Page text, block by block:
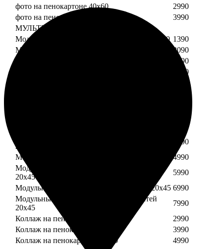
фото на пенокартоне 40х60
2990
фото на пенокартоне 50х70
3990
МУЛЬТИПЕНОКАРТОН
Модульный пенокартон из двух частей 20х20 1390
Модульный пенокартон из трех частей 20х20
2090
1590
2390
2990
20х45
3990
Модульный пенокартон из пяти частей 20х45
4990
Модульный пенокартон из шести частей
20х45
5990
Модульный пенокартон из семи частей 20х45 6990
Модульный пенокартон из восьми частей
20х45
7990
Коллаж на пенокартоне 30х30
2990
Коллаж на пенокартоне 30х60
3990
Коллаж на пенокартоне 30х90
4990